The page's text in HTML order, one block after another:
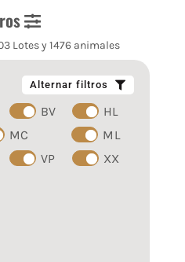
Lotes y 1476 animales
Alternar filtros
BV
HL
MC
ML
VP XX